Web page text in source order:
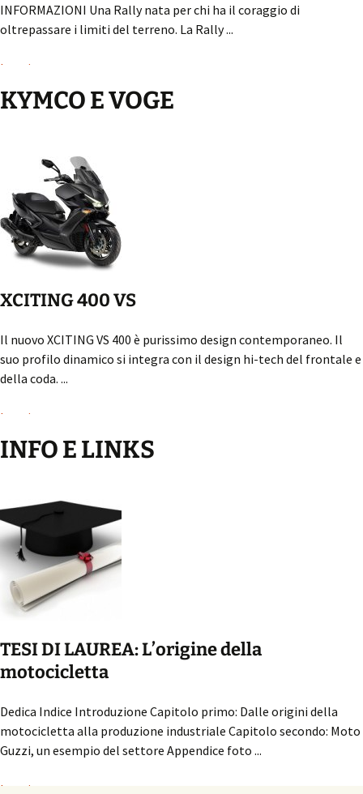
INFORMAZIONI Una Rally nata per chi ha il coraggio di
oltrepassare i limiti del terreno. La Rally ...
Leggi...
KYMCO E VOGE
XCITING 400 VS
Il nuovo XCITING VS 400 è purissimo design contemporaneo. Il
suo profilo dinamico si integra con il design hi-tech del frontale e
della coda. ...
Leggi...
INFO E LINKS
TESI DI LAUREA: L’origine della
motocicletta
Dedica Indice Introduzione Capitolo primo: Dalle origini della
motocicletta alla produzione industriale Capitolo secondo: Moto
Guzzi, un esempio del settore Appendice foto ...
Leggi...